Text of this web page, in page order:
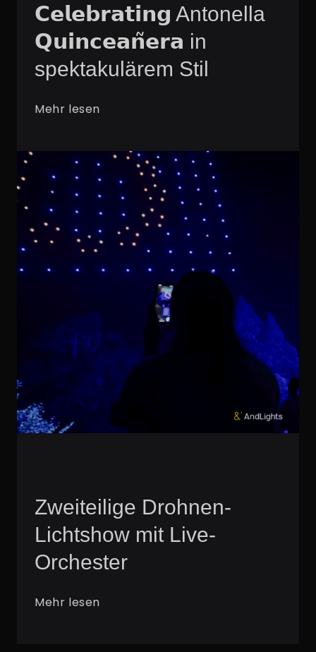
𝗖𝗲𝗹𝗲𝗯𝗿𝗮𝘁𝗶𝗻𝗴 Antonella
𝗤𝘂𝗶𝗻𝗰𝗲𝗮𝗻̃𝗲𝗿𝗮 in
spektakulärem Stil
Mehr lesen
Zweiteilige Drohnen-
Lichtshow mit Live-
Orchester
Mehr lesen